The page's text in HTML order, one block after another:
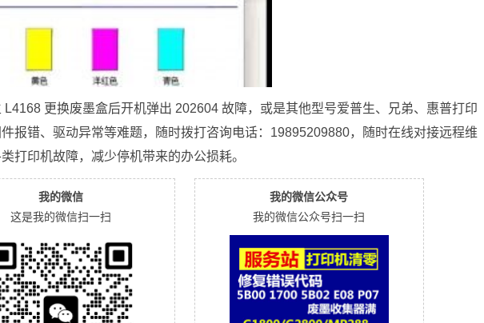
L4168 更换废墨盒后开机弹出 202604 故障，或是其他型号爱普生、兄弟、惠普打印
报错、驱动异常等难题，随时拨打咨询电话：19895209880，随时在线对接远程维
打印机故障，减少停机带来的办公损耗。
我的微信
这是我的微信扫一扫
我的微信公众号
我的微信公众号扫一扫